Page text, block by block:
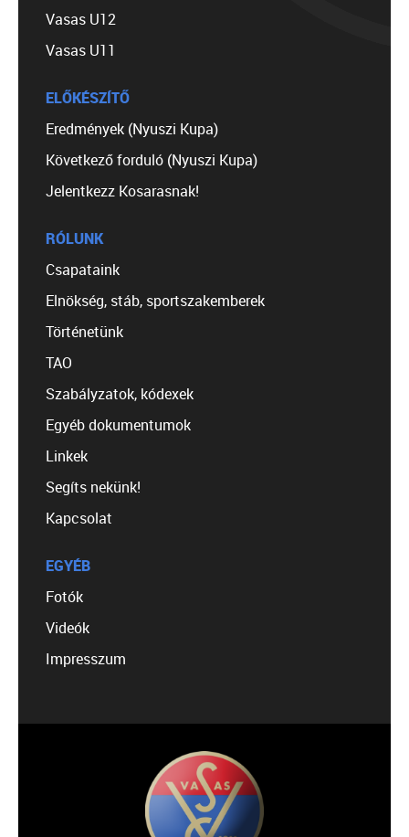
Vasas U12
Vasas U11
ELŐKÉSZÍTŐ
Eredmények (Nyuszi Kupa)
Következő forduló (Nyuszi Kupa)
Jelentkezz Kosarasnak!
RÓLUNK
Csapataink
Elnökség, stáb, sportszakemberek
Történetünk
TAO
Szabályzatok, kódexek
Egyéb dokumentumok
Linkek
Segíts nekünk!
Kapcsolat
EGYÉB
Fotók
Videók
Impresszum